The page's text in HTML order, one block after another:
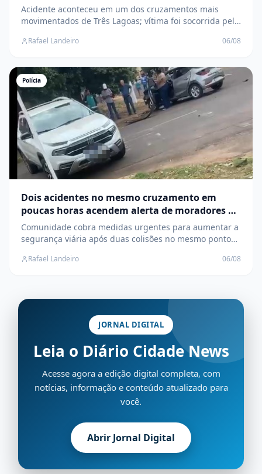
Acidente aconteceu em um dos cruzamentos mais
movimentados de Três Lagoas; vítima foi socorrida pelo
Rafael Landeiro 06/08
Polícia
Dois acidentes no mesmo cruzamento em
poucas horas acendem alerta de moradores no
Jardim Alvorada
Comunidade cobra medidas urgentes para aumentar a
segurança viária após duas colisões no mesmo ponto
Rafael Landeiro 06/08
JORNAL DIGITAL
Leia o Diário Cidade News
Acesse agora a edição digital completa, com
notícias, informação e conteúdo atualizado para
você.
Abrir Jornal Digital